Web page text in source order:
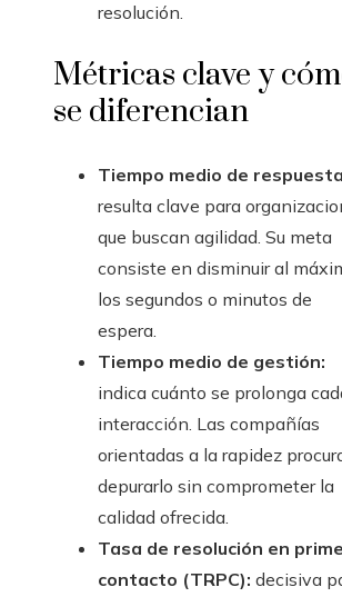
resolución.
Métricas clave y
se diferencian
Tiempo medio de
resulta clave para
que buscan agilidad. Su meta
consiste en disminuir al
los segundos o minutos de
espera.
Tiempo medio de gestión:
indica cuánto se prolonga
interacción. Las compañías
orientadas a la rapidez
depurarlo sin comprometer la
calidad ofrecida.
Tasa de resolución en
contacto (TRPC): decisiva